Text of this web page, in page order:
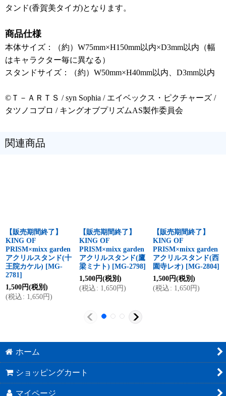
タンド(香賀美タイガ)となります。
商品仕様
本体サイズ：（約）W75mm×H150mm以内×D3mm以内（幅
はキャラクター毎に異なる）
スタンドサイズ：（約）W50mm×H40mm以内、D3mm以内
©Ｔ－ＡＲＴＳ / syn Sophia / エイベックス・ピクチャーズ /
タツノコプロ / キングオブプリズムAS製作委員会
関連商品
【販売期間終了】
KING OF
PRISM×mixx garden
アクリルスタンド(十
王院カケル) [MG-
2781]
1,500 円(税別)
(税込 : 1,650円)
【販売期間終了】
KING OF
PRISM×mixx garden
アクリルスタンド(鷹
梁ミナト) [MG-2798]
1,500 円(税別)
(税込 : 1,650円)
【販売期間終了】
KING OF
PRISM×mixx garden
アクリルスタンド(西
園寺レオ) [MG-2804]
1,500 円(税別)
(税込 : 1,650円)
ホーム
ショッピングカート
マイページ